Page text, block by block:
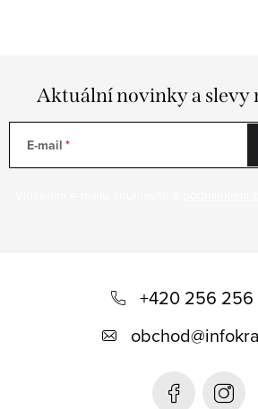
Aktuální novinky a slevy
E-mail
+420 256
obchod@